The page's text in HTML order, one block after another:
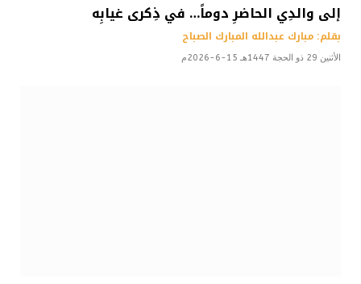
إلى والدِي الحاضرِ دوماً… في ذِكرى غيابِه
بقلم: مبارك عبدالله المبارك الصباح
الأثنين 29 ذو الحجة 1447هـ 15-6-2026م